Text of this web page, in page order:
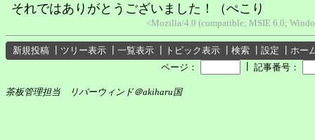
それではありがとうございました！（ぺこり
<Mozilla/4.0 (compatible; MSIE 6.0;
新規投稿 ツリー表示 一覧表示 トピック表示 検索 設定
ホー
ページ：
記事番号：
茶板管理担当 リバーウィンド＠akiharu国